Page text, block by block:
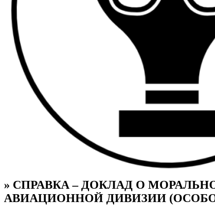
ВОЕННЫЕ СТРАНИЦЫ
СТАТЬИ ВОЕННОЙ ТЕМАТИКИ
» СПРАВКА – ДОКЛАД О
АВИАЦИОННОЙ ДИВИЗИИ (ОСОБОГО